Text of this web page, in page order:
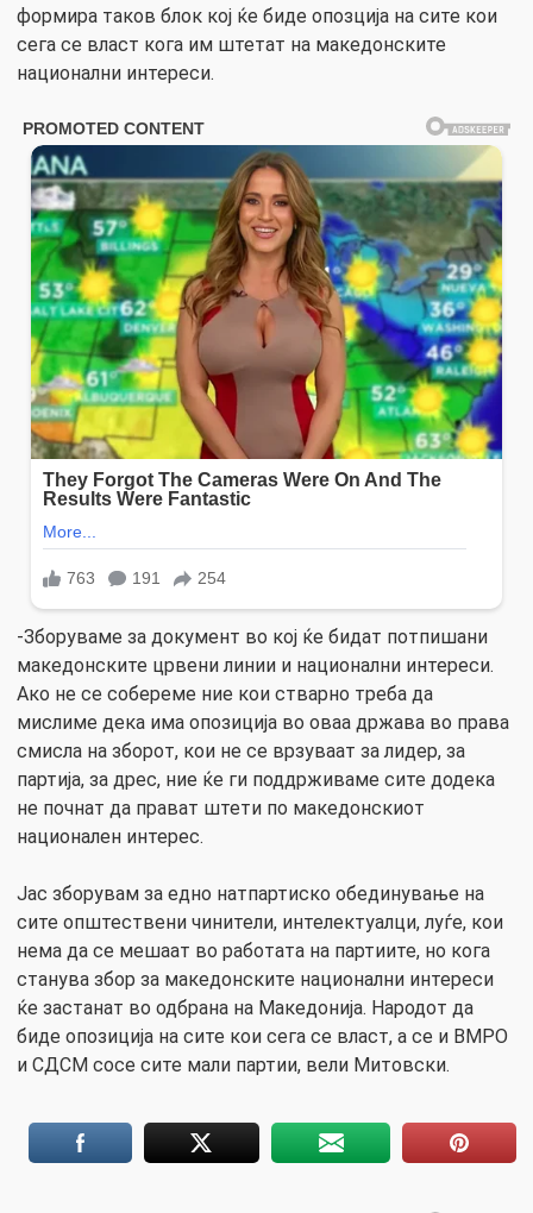
формира таков блок кој ќе биде опозција на сите кои
сега се власт кога им штетат на македонските
национални интереси.
-Зборуваме за документ во кој ќе бидат потпишани
македонските црвени линии и национални интереси.
Ако не се собереме ние кои стварно треба да
мислиме дека има опозиција во оваа држава во права
смисла на зборот, кои не се врзуваат за лидер, за
партија, за дрес, ние ќе ги поддрживаме сите додека
не почнат да прават штети по македонскиот
национален интерес.
Јас зборувам за едно натпартиско обединување на
сите општествени чинители, интелектуалци, луѓе, кои
нема да се мешаат во работата на партиите, но кога
станува збор за македонските национални интереси
ќе застанат во одбрана на Македонија. Народот да
биде опозиција на сите кои сега се власт, а се и ВМРО
и СДСМ сосе сите мали партии, вели Митовски.